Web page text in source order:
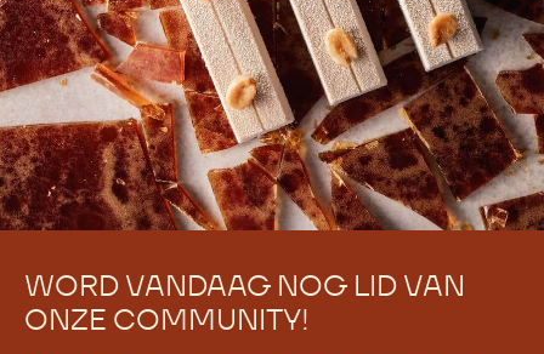
WORD VANDAAG NOG LID VAN
ONZE COMMUNITY!